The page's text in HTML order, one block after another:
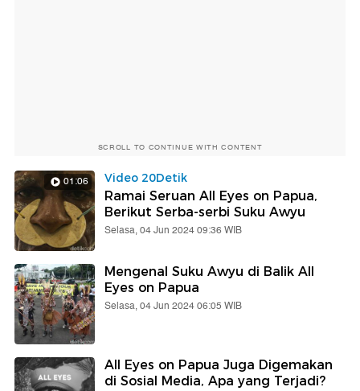
SCROLL TO CONTINUE WITH CONTENT
01:06 Video 20Detik
Ramai Seruan All Eyes on Papua,
Berikut Serba-serbi Suku Awyu
Selasa, 04 Jun 2024 09:36 WIB
Mengenal Suku Awyu di Balik All
Eyes on Papua
Selasa, 04 Jun 2024 06:05 WIB
All Eyes on Papua Juga Digemakan
di Sosial Media, Apa yang Terjadi?